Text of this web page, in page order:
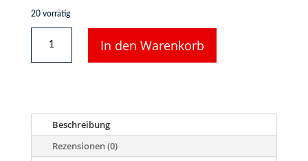
20 vorrätig
(Satz)
grau
Menge
In den Warenkorb
Beschreibung
Rezensionen (0)